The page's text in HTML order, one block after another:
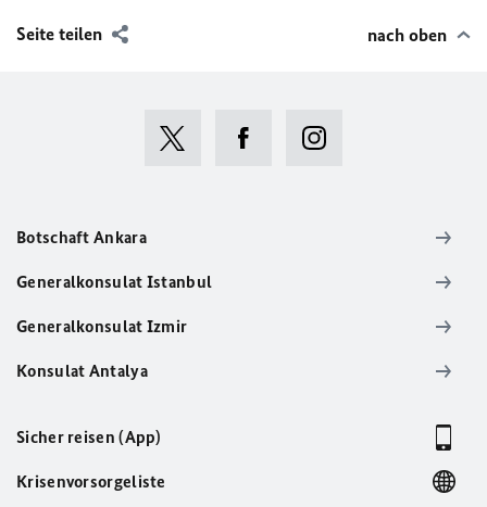
Seite teilen nach oben
Botschaft Ankara
Generalkonsulat Istanbul
Generalkonsulat Izmir
Konsulat Antalya
Sicher reisen (App)
Krisenvorsorgeliste